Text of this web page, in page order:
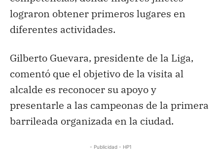
lograron obtener primeros lugares en
diferentes actividades.
Gilberto Guevara, presidente de la Liga,
comentó que el objetivo de la visita al
alcalde es reconocer su apoyo y
presentarle a las campeonas de la primera
barrileada organizada en la ciudad.
- Publicidad - HP1